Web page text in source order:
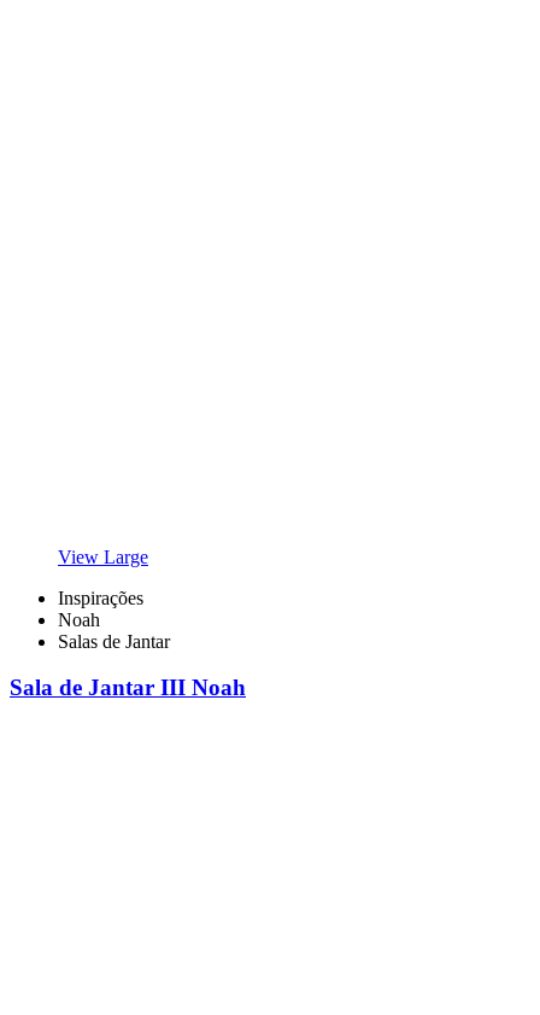
View Large
Inspirações
Noah
Salas de Jantar
Sala de Jantar III Noah